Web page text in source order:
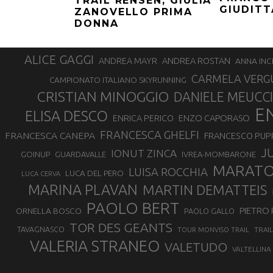
ZANOVELLO PRIMA
DONNA
ALICE GAGGI ANDREA MAYR ANDREA ROSTAN ANNA
CAMPIONATO ITALIANO SKYRUNNING CARMELA
CRISTIAN MINOGGIO DANIELE MEUCCI
ELISA DESCO ENRICA PERICO ENZO CAPORASO
FRANCESCA CANEPA FRANCESCA GHELFI FRANCESCO
GOINUP GUARDAVALLE IONUT ZINCA IVREA-MOMBARONE
LUCA CERVA LUCA DEL PERO LUISA ROCCHIA
MARINA PLAVAN MARTIN DEMATTEIS
ORNELLA BOSCO PAOLO BERT PAOLO GALLO PIETRO
TAVAGNASCO TOR DES GEANTS TOUR MONVISO TRAIL
VALERIA STRANEO VALETUDO VALTELLINA